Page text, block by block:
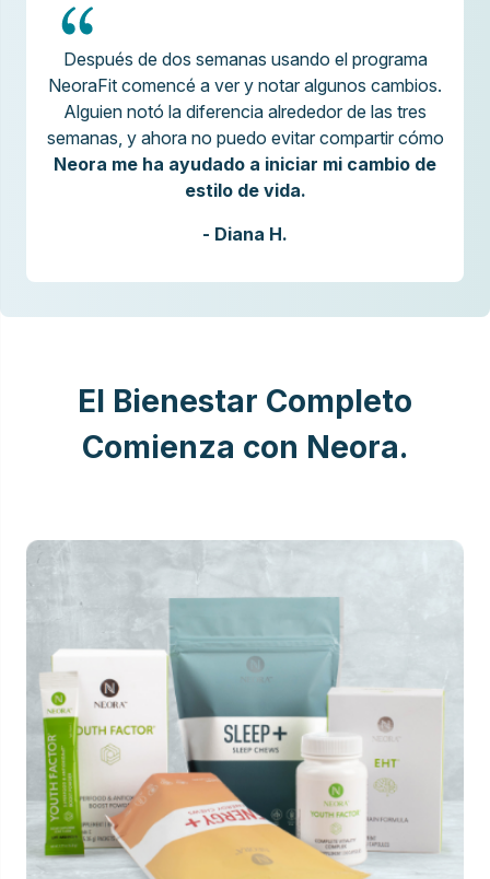
Después de dos semanas usando el programa
NeoraFit comencé a ver y notar algunos cambios.
Alguien notó la diferencia alrededor de las tres
semanas, y ahora no puedo evitar compartir cómo
Neora me ha ayudado a iniciar mi cambio de
estilo de vida.
- Diana H.
El Bienestar Completo
Comienza con Neora.